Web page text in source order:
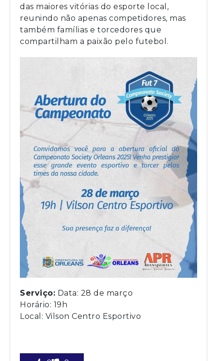
das maiores vitórias do esporte local,
reunindo não apenas competidores, mas
também famílias e torcedores que
compartilham a paixão pelo futebol.
Serviço: Data: 28 de março
Horário: 19h
Local: Vilson Centro Esportivo